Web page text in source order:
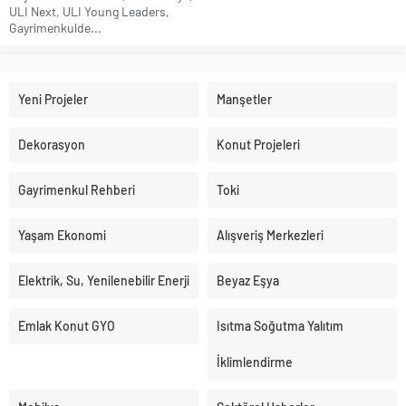
ULI Next, ULI Young Leaders,
Gayrimenkulde...
Yeni Projeler Manşetler
Dekorasyon Konut Projeleri
Gayrimenkul Rehberi Toki
Yaşam Ekonomi Alışveriş Merkezleri
Elektrik, Su, Yenilenebilir Enerji Beyaz Eşya
Emlak Konut GYO Isıtma Soğutma Yalıtım
İklimlendirme